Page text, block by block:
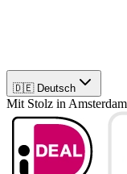
🇩🇪 Deutsch
Mit Stolz in